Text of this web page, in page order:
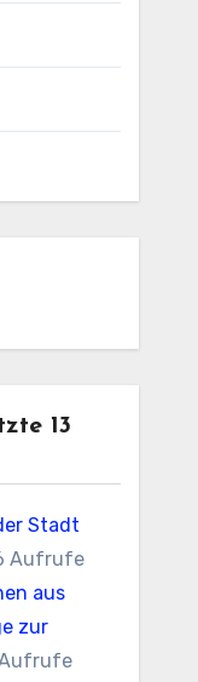
13
Stadt
Aufrufe
aus
zur